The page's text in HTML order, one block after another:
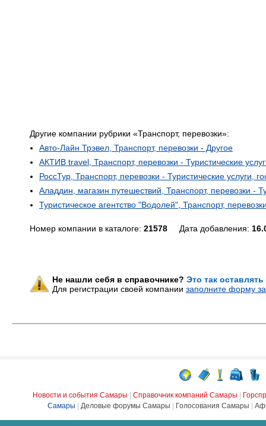
Другие компании рубрики «Транспорт, перевозки»:
Авто-Лайн Трэвел, Транспорт, перевозки - Другое
АКТИВ travel, Транспорт, перевозки - Туристические
РоссТур, Транспорт, перевозки - Туристические услуги,
Аладдин, магазин путешествий, Транспорт, перевозки -
Туристическое агентство "Водолей", Транспорт,
Номер компании в каталоге: 21578 Дата добавления:
Не нашли себя в справочнике? Это так
Для регистрации своей компании заполните форму
Новости и события Самары Справочник компаний Самары
Самары
Деловые форумы Самары Голосования Самары